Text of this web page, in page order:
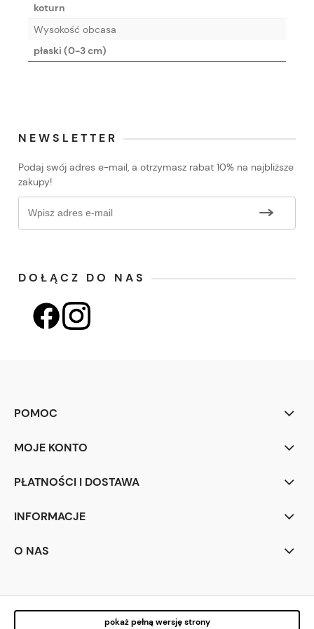
koturn
Wysokość obcasa
płaski (0-3 cm)
NEWSLETTER
Podaj swój adres e-mail, a otrzymasz rabat 10% na najbliższe
zakupy!
DOŁĄCZ DO NAS
POMOC
MOJE KONTO
PŁATNOŚCI I DOSTAWA
INFORMACJE
O NAS
pokaż pełną wersję strony